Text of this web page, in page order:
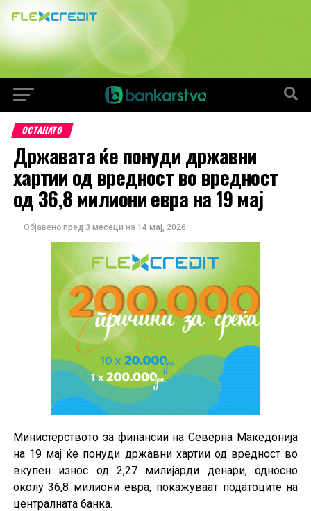
ОСТАНАТО
Државата ќе понуди државни
хартии од вредност во вредност
од 36,8 милиони евра на 19 мај
Објавено пред 3 месеци на 14 мај, 2026
Министерството за финансии на Северна Македонија
на 19 мај ќе понуди државни хартии од вредност во
вкупен износ од 2,27 милијарди денари, односно
околу 36,8 милиони евра, покажуваат податоците на
централната банка.